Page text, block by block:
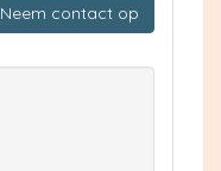
Neem contact op